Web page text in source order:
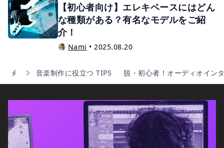
【初心者向け】エレキベースにはどん
な種類がある？有名なモデルをご紹
介！
Nami • 2025.08.20
音楽制作に役立つ TIPS 脱・初心者！オーディオイン